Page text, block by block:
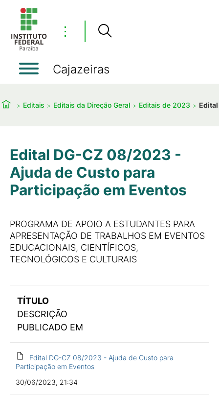
⋮
Cajazeiras
Editais Editais da Direção Geral Editais de 2023
Edital DG-CZ 08/2023 -
Ajuda de Custo para
Participação em Eventos
PROGRAMA DE APOIO A ESTUDANTES PARA
APRESENTAÇÃO DE TRABALHOS EM EVENTOS
EDUCACIONAIS, CIENTÍFICOS,
TECNOLÓGICOS E CULTURAIS
TÍTULO
DESCRIÇÃO
PUBLICADO EM
Edital DG-CZ 08/2023 - Ajuda de Custo para
Participação em Eventos
30/06/2023, 21:34